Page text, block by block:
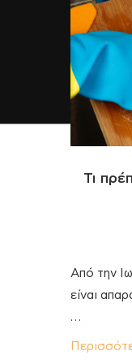
Τι
Από την
είναι
…